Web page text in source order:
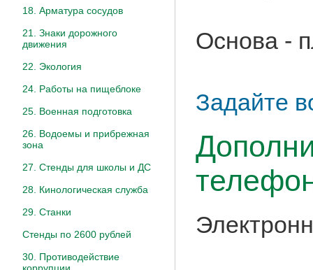
18. Арматура сосудов
21. Знаки дорожного
движения
22. Экология
24. Работы на пищеблоке
25. Военная подготовка
26. Водоемы и прибрежная
зона
27. Стенды для школы и ДС
28. Кинологическая служба
29. Станки
Стенды по 2600 рублей
30. Противодействие
Основа -
Задайте